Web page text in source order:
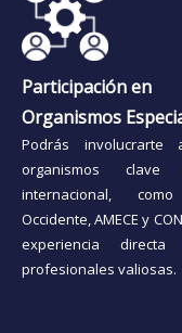
Participación en
Organismos
Podrás involucrarte
organismos clave
internacional,
Occidente, AMECE y
experiencia
profesionales valiosas.